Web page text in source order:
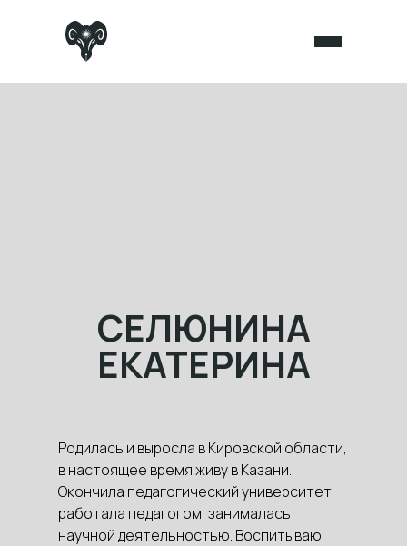
СЕЛЮНИНА
ЕКАТЕРИНА
Родилась и выросла в Кировской области,
в настоящее время живу в Казани.
Окончила педагогический университет,
работала педагогом, занималась
научной деятельностью. Воспитываю